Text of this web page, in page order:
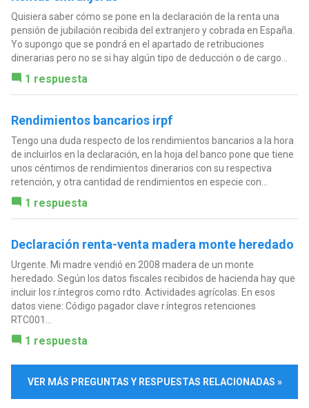
Quisiera saber cómo se pone en la declaración de la renta una
pensión de jubilación recibida del extranjero y cobrada en España.
Yo supongo que se pondrá en el apartado de retribuciones
dinerarias pero no se si hay algún tipo de deducción o de cargo...
1 respuesta
Rendimientos bancarios irpf
Tengo una duda respecto de los rendimientos bancarios a la hora
de incluirlos en la declaración, en la hoja del banco pone que tiene
unos céntimos de rendimientos dinerarios con su respectiva
retención, y otra cantidad de rendimientos en especie con...
1 respuesta
Declaración renta-venta madera monte heredado
Urgente. Mi madre vendió en 2008 madera de un monte
heredado. Según los datos fiscales recibidos de hacienda hay que
incluir los r.íntegros como rdto. Actividades agrícolas. En esos
datos viene: Código pagador clave r.íntegros retenciones
RTC001...
1 respuesta
VER MÁS PREGUNTAS Y RESPUESTAS RELACIONADAS »